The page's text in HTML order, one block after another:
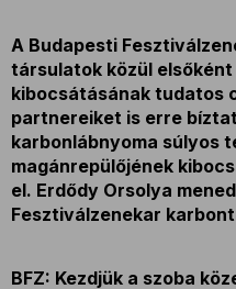
A Budapesti
társulatok közül
kibocsátásának tudatos
partnereiket is erre
karbonlábnyoma súlyos
magánrepülőjének
el. Erdődy Orsolya
Fesztiválzenekar
BFZ: Kezdjük a szoba